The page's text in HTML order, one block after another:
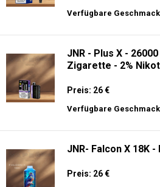
Verfügbare
JNR - Plus X -
Zigarette - 2%
Preis: 26 €
Verfügbare
JNR- Falcon X 18K
Preis: 26 €